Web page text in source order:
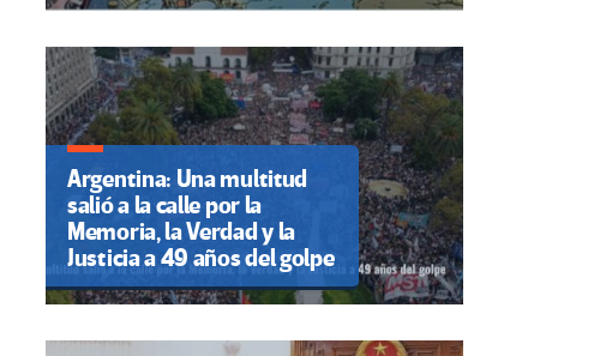
Argentina: Una multitud
salió a la calle por la
Memoria, la Verdad y la
Justicia a 49 años del golpe